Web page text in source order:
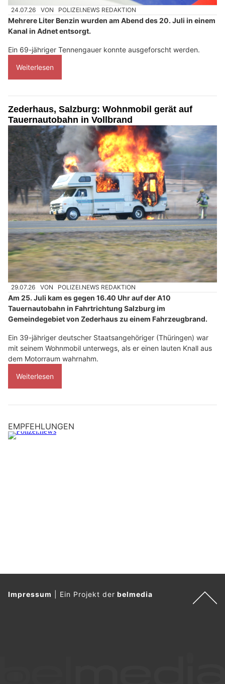
24.07.26 VON POLIZEI.NEWS REDAKTION
Mehrere Liter Benzin wurden am Abend des 20. Juli in einem
Kanal in Adnet entsorgt.
Ein 69-jähriger Tennengauer konnte ausgeforscht werden.
Weiterlesen
Zederhaus, Salzburg: Wohnmobil gerät auf
Tauernautobahn in Vollbrand
29.07.26 VON POLIZEI.NEWS REDAKTION
Am 25. Juli kam es gegen 16.40 Uhr auf der A10
Tauernautobahn in Fahrtrichtung Salzburg im
Gemeindegebiet von Zederhaus zu einem Fahrzeugbrand.
Ein 39-jähriger deutscher Staatsangehöriger (Thüringen) war
mit seinem Wohnmobil unterwegs, als er einen lauten Knall aus
dem Motorraum wahrnahm.
Weiterlesen
EMPFEHLUNGEN
Impressum Ein Projekt derbelmedia